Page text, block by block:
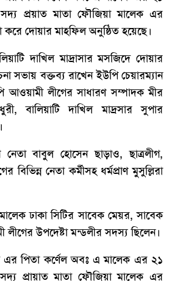
প্রয়াত মাতা ফৌজিয়া মালেক এর
দোয়ার মাহফিল অনুষ্ঠিত হয়েছে।
দাখিল মাদ্রাসার মসজিদে দোয়ার
সভায় বক্তব্য রাখেন ইউপি চেয়ারম্যান
লীগের সাধারণ সম্পাদক মীর
বালিয়াটি দাখিল মাদ্রসার সুপার
বাবুল হোসেন ছাড়াও, ছাত্রলীগ,
নেতা কর্মীসহ ধর্মপ্রাণ মুসুল্লিরা
ঢাকা সিটির সাবেক মেয়র, সাবেক
লীগের উপদেষ্টা মন্ডলীর সদস্য ছিলেন।
এর পিতা কর্ণেল অবঃ এ মালেক এর ২১
প্রায়াত মাতা ফৌজিয়া মালেক এর